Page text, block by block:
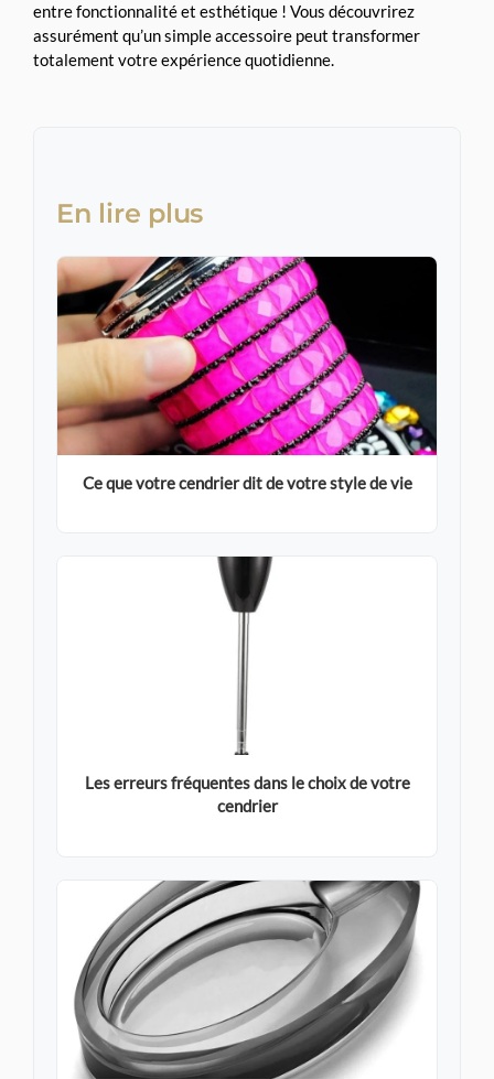
entre fonctionnalité et esthétique ! Vous découvrirez
assurément qu’un simple accessoire peut transformer
totalement votre expérience quotidienne.
En lire plus
Ce que votre cendrier dit de votre style de vie
Les erreurs fréquentes dans le choix de votre
cendrier